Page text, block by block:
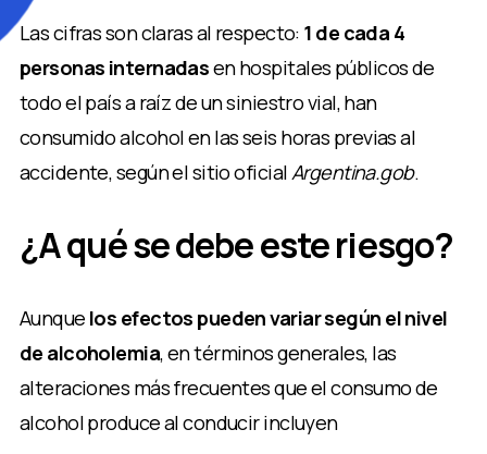
Las cifras son claras al respecto: 1 de cada 4
personas internadasen hospitales públicos de
todo el país a raíz de un siniestro vial, han
consumido alcohol en las seis horas previas al
accidente, según el sitio oficialArgentina.gob.
¿A qué se debe este riesgo?
Aunque los efectos pueden variar según el nivel
de alcoholemia, en términos generales, las
alteraciones más frecuentes que el consumo de
alcohol produce al conducir incluyen